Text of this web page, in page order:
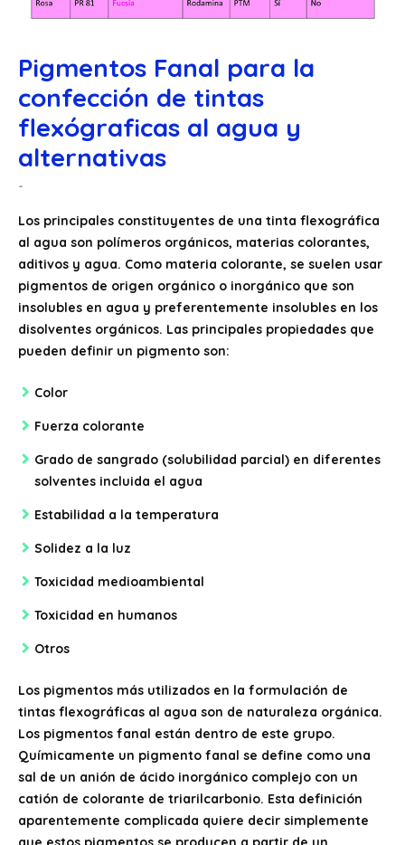
Pigmentos Fanal para la
confección de tintas
flexógraficas al agua y
alternativas
Los principales constituyentes de una tinta flexográfica
al agua son polímeros orgánicos, materias colorantes,
aditivos y agua. Como materia colorante, se suelen usar
pigmentos de origen orgánico o inorgánico que son
insolubles en agua y preferentemente insolubles en los
disolventes orgánicos. Las principales propiedades que
pueden definir un pigmento son:
Color
Fuerza colorante
Grado de sangrado (solubilidad parcial) en diferentes
solventes incluida el agua
Estabilidad a la temperatura
Solidez a la luz
Toxicidad medioambiental
Toxicidad en humanos
Otros
Los pigmentos más utilizados en la formulación de
tintas flexográficas al agua son de naturaleza orgánica.
Los pigmentos fanal están dentro de este grupo.
Químicamente un pigmento fanal se define como una
sal de un anión de ácido inorgánico complejo con un
catión de colorante de triarilcarbonio. Esta definición
aparentemente complicada quiere decir simplemente